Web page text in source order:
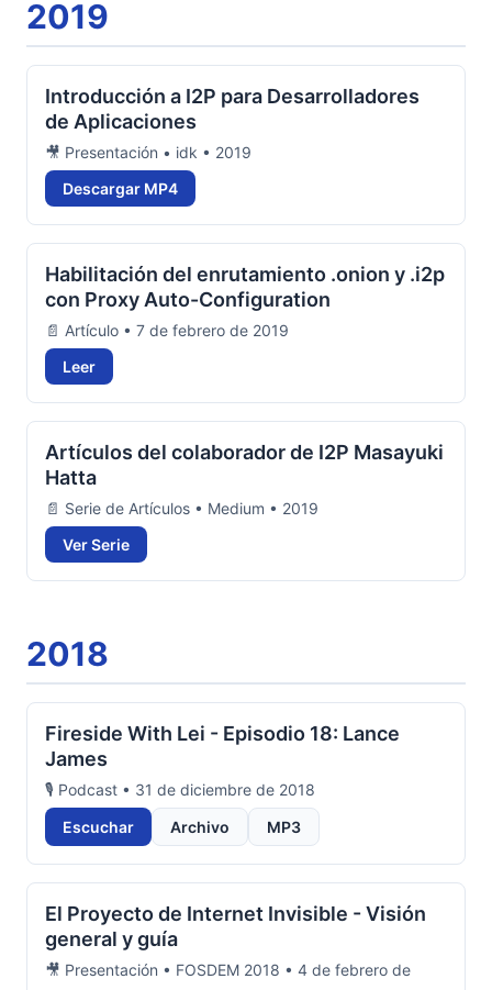
2019
Introducción a I2P para Desarrolladores
de Aplicaciones
🎥 Presentación • idk • 2019
Descargar MP4
Habilitación del enrutamiento .onion y .i2p
con Proxy Auto-Configuration
📄 Artículo • 7 de febrero de 2019
Leer
Artículos del colaborador de I2P Masayuki
Hatta
📄 Serie de Artículos • Medium • 2019
Ver Serie
2018
Fireside With Lei - Episodio 18: Lance
James
🎙️ Podcast • 31 de diciembre de 2018
Escuchar
Archivo MP3
El Proyecto de Internet Invisible - Visión
general y guía
🎥 Presentación • FOSDEM 2018 • 4 de febrero de